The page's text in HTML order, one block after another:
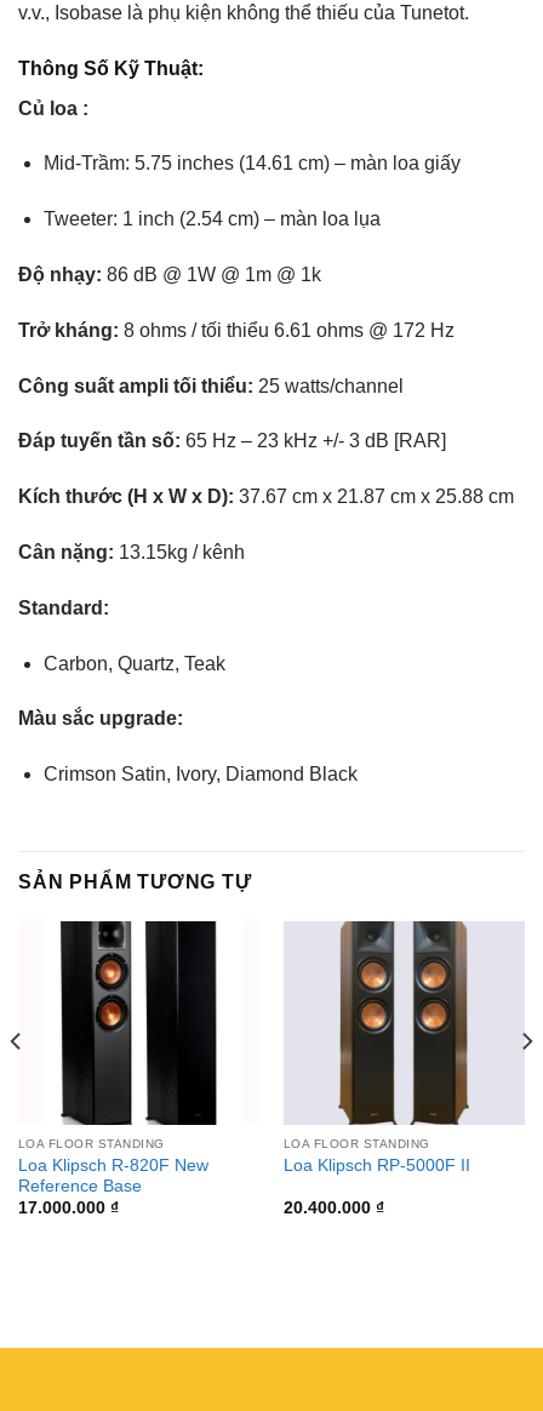
v.v., Isobase là phụ kiện không thể thiếu của Tunetot.
Thông Số Kỹ Thuật:
Củ loa :
Mid-Trầm: 5.75 inches (14.61 cm) – màn loa giấy
Tweeter: 1 inch (2.54 cm) – màn loa lụa
Độ nhạy: 86 dB @ 1W @ 1m @ 1k
Trở kháng: 8 ohms / tối thiểu 6.61 ohms @ 172 Hz
Công suất ampli tối thiểu: 25 watts/channel
Đáp tuyến tần số: 65 Hz – 23 kHz +/- 3 dB [RAR]
Kích thước (H x W x D): 37.67 cm x 21.87 cm x 25.88 cm
Cân nặng: 13.15kg / kênh
Standard:
Carbon, Quartz, Teak
Màu sắc upgrade:
Crimson Satin, Ivory, Diamond Black
SẢN PHẨM TƯƠNG TỰ
LOA FLOOR STANDING
Loa Klipsch R-820F New
Reference Base
17.000.000 ₫
LOA FLOOR STANDING
Loa Klipsch RP-5000F II
20.400.000 ₫